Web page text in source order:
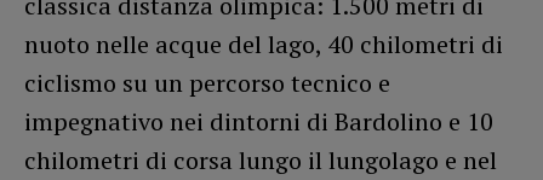
nuoto nelle acque del lago, 40 chilometri di
ciclismo su un percorso tecnico e
impegnativo nei dintorni di Bardolino e 10
chilometri di corsa lungo il lungolago e nel